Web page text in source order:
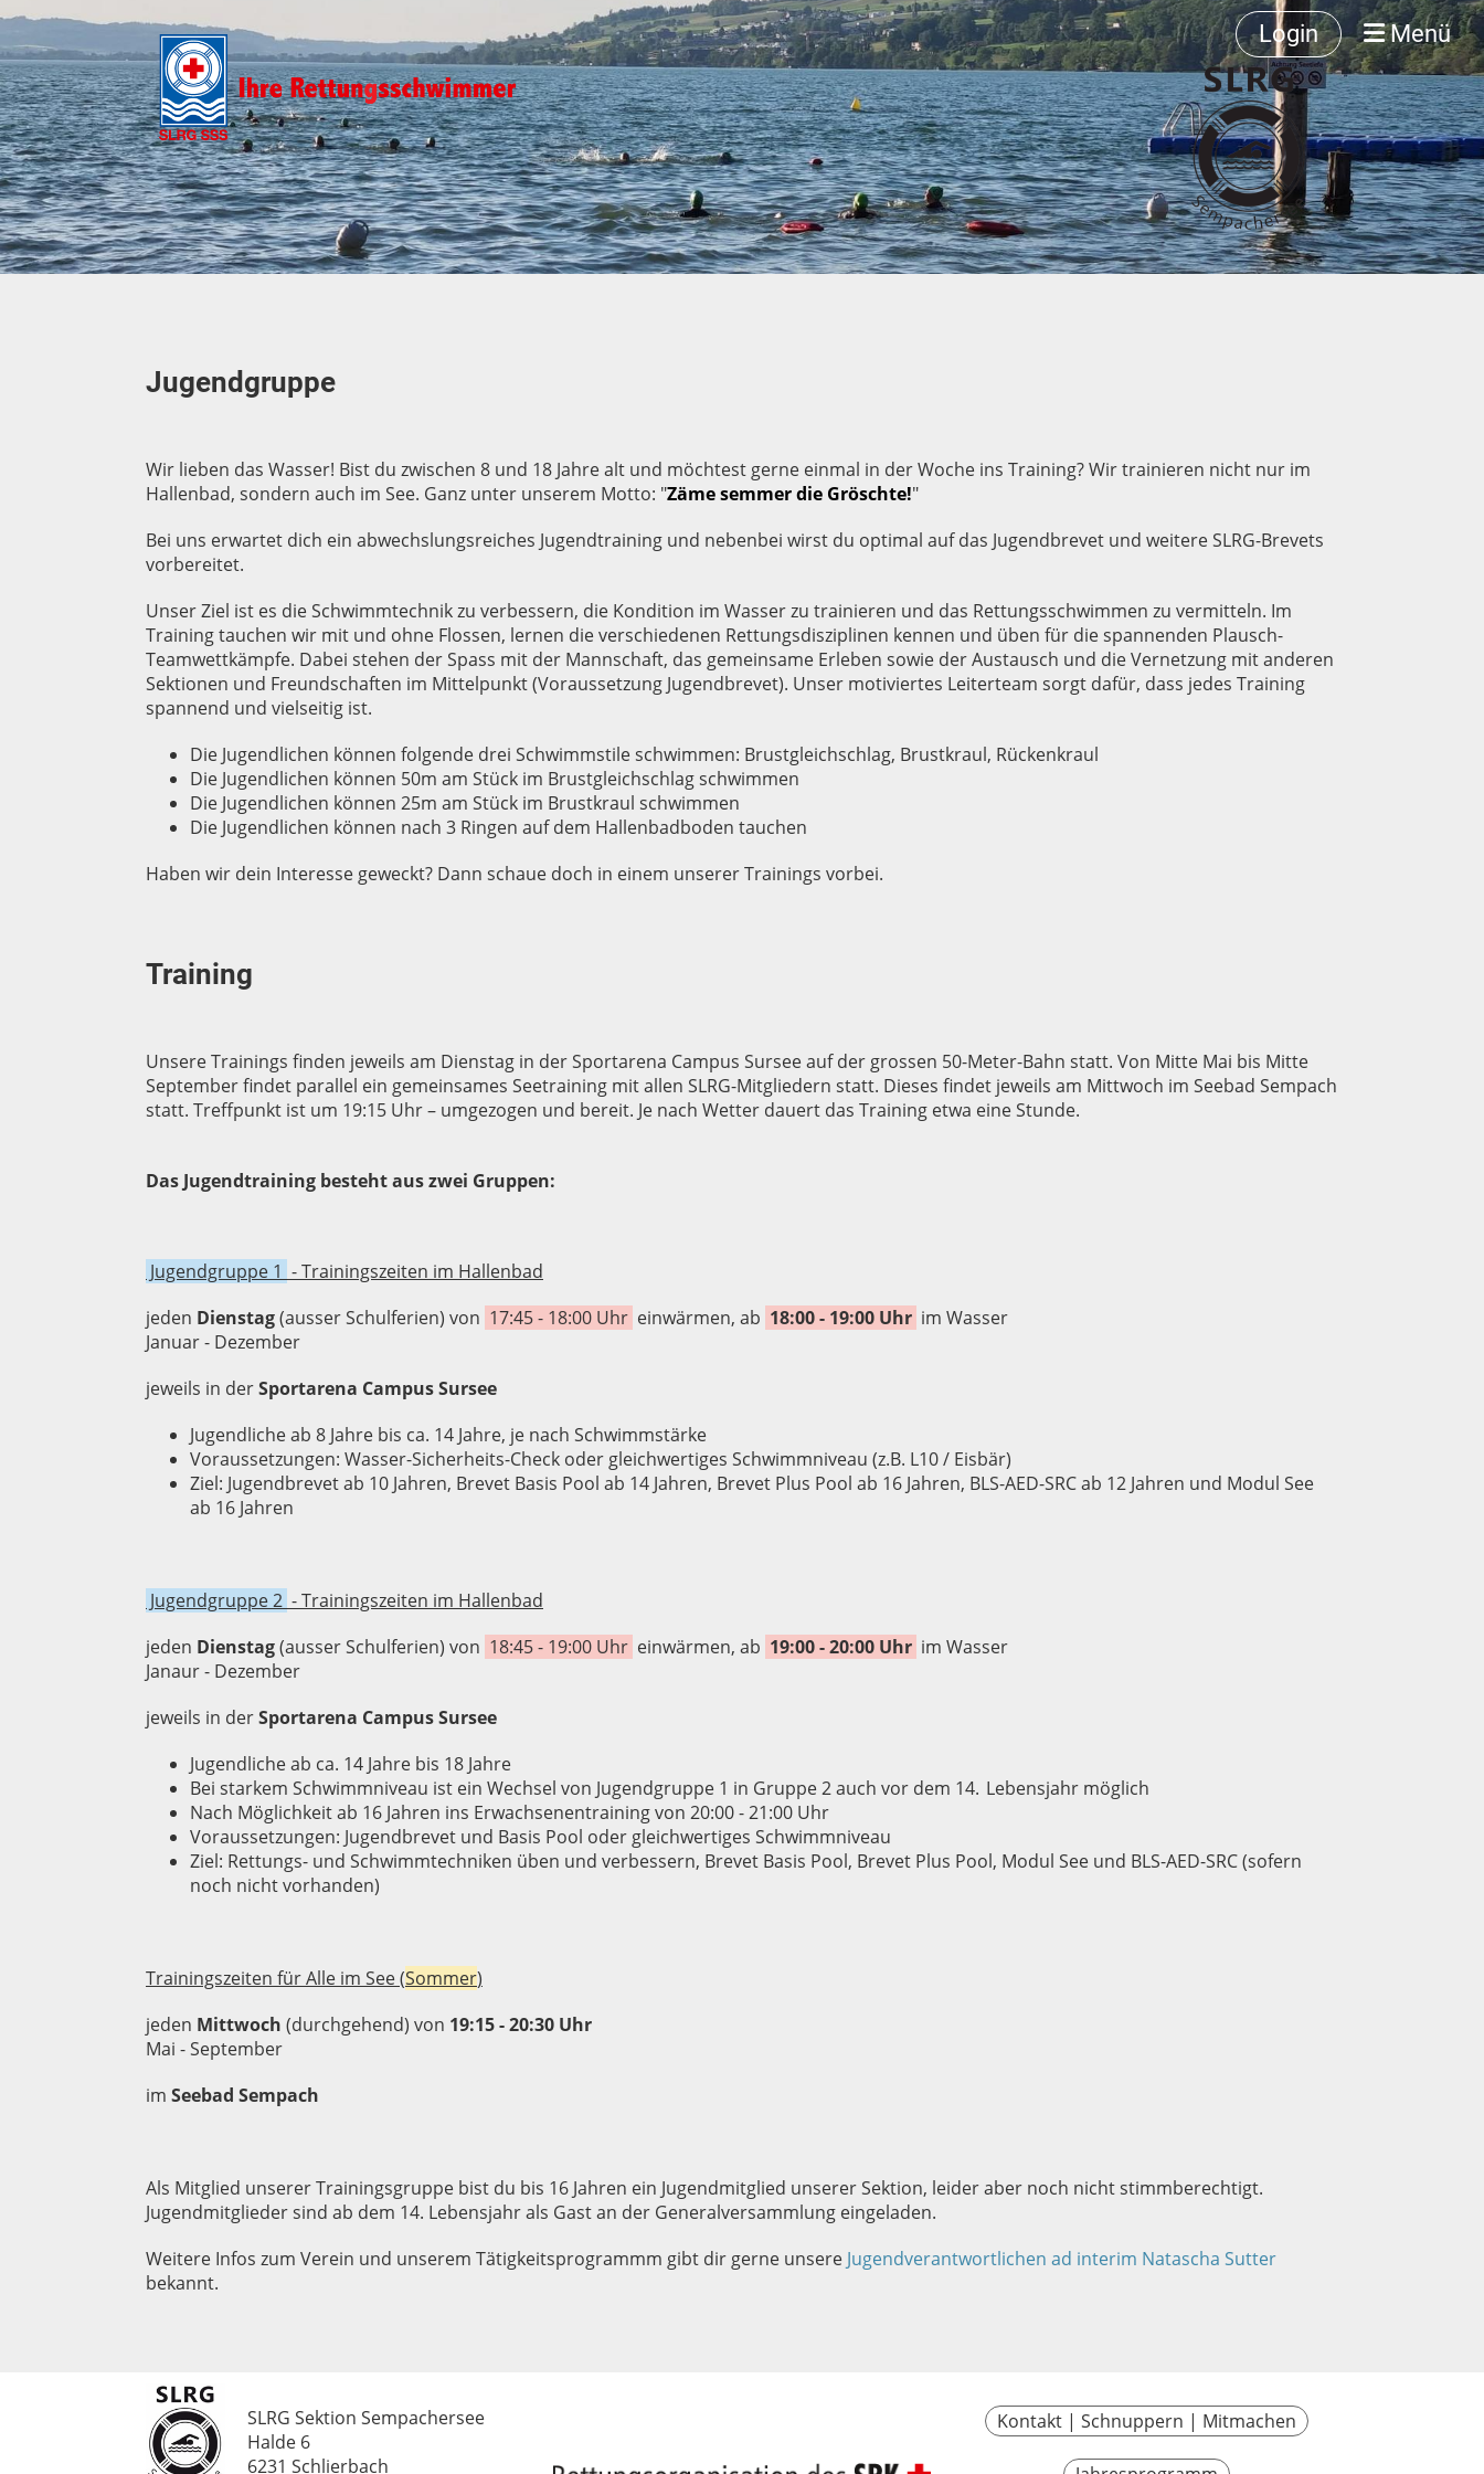
Login Menü
Jugendgruppe
Wir lieben das Wasser! Bist du zwischen 8 und 18 Jahre alt und möchtest gerne einmal in der Woche ins Training? Wir trainieren nicht nur im
Hallenbad, sondern auch im See. Ganz unter unserem Motto: "Zäme semmer die Gröschte!"
Bei uns erwartet dich ein abwechslungsreiches Jugendtraining und nebenbei wirst du optimal auf das Jugendbrevet und weitere SLRG-Brevets
vorbereitet.
Unser Ziel ist es die Schwimmtechnik zu verbessern, die Kondition im Wasser zu trainieren und das Rettungsschwimmen zu vermitteln. Im
Training tauchen wir mit und ohne Flossen, lernen die verschiedenen Rettungsdisziplinen kennen und üben für die spannenden Plausch-
Teamwettkämpfe. Dabei stehen der Spass mit der Mannschaft, das gemeinsame Erleben sowie der Austausch und die Vernetzung mit anderen
Sektionen und Freundschaften im Mittelpunkt (Voraussetzung Jugendbrevet). Unser motiviertes Leiterteam sorgt dafür, dass jedes Training
spannend und vielseitig ist.
Die Jugendlichen können folgende drei Schwimmstile schwimmen: Brustgleichschlag, Brustkraul, Rückenkraul
Die Jugendlichen können 50m am Stück im Brustgleichschlag schwimmen
Die Jugendlichen können 25m am Stück im Brustkraul schwimmen
Die Jugendlichen können nach 3 Ringen auf dem Hallenbadboden tauchen
Haben wir dein Interesse geweckt? Dann schaue doch in einem unserer Trainings vorbei.
Training
Unsere Trainings finden jeweils am Dienstag in der Sportarena Campus Sursee auf der grossen 50-Meter-Bahn statt. Von Mitte Mai bis Mitte
September findet parallel ein gemeinsames Seetraining mit allen SLRG-Mitgliedern statt. Dieses findet jeweils am Mittwoch im Seebad Sempach
statt. Treffpunkt ist um 19:15 Uhr – umgezogen und bereit. Je nach Wetter dauert das Training etwa eine Stunde.
Das Jugendtraining besteht aus zwei Gruppen:
Jugendgruppe 1 -Trainingszeiten im Hallenbad
jeden Dienstag(ausser Schulferien) von 17:45 - 18:00 Uhr einwärmen, ab 18:00 - 19:00 Uhr im Wasser
Januar - Dezember
jeweils in derSportarena Campus Sursee
Jugendliche ab 8 Jahre bis ca. 14 Jahre, je nach Schwimmstärke
Voraussetzungen: Wasser-Sicherheits-Check oder gleichwertiges Schwimmniveau (z.B. L10 / Eisbär)
Ziel: Jugendbrevet ab 10 Jahren, Brevet Basis Pool ab 14 Jahren, Brevet Plus Pool ab 16 Jahren, BLS-AED-SRC ab 12 Jahren und Modul See
ab 16 Jahren
Jugendgruppe 2 -Trainingszeiten im Hallenbad
jeden Dienstag(ausser Schulferien) von 18:45 - 19:00 Uhr einwärmen, ab 19:00 - 20:00 Uhr im Wasser
Janaur - Dezember
jeweils in derSportarena Campus Sursee
Jugendliche ab ca. 14 Jahre bis 18 Jahre
Bei starkem Schwimmniveau ist ein Wechsel von Jugendgruppe 1 in Gruppe 2 auch vor dem 14. Lebensjahr möglich
Nach Möglichkeit ab 16 Jahren ins Erwachsenentraining von 20:00 - 21:00 Uhr
Voraussetzungen: Jugendbrevet und Basis Pool oder gleichwertiges Schwimmniveau
Ziel: Rettungs- und Schwimmtechniken üben und verbessern, Brevet Basis Pool, Brevet Plus Pool, Modul See und BLS-AED-SRC (sofern
noch nicht vorhanden)
Trainingszeiten für Alle im See (Sommer)
jeden Mittwoch (durchgehend) von 19:15 - 20:30 Uhr
Mai - September
im Seebad Sempach
Als Mitglied unserer Trainingsgruppe bist du bis 16 Jahren ein Jugendmitglied unserer Sektion, leider aber noch nicht stimmberechtigt.
Jugendmitglieder sind ab dem 14. Lebensjahr als Gast an der Generalversammlung eingeladen.
Weitere Infos zum Verein und unserem Tätigkeitsprogrammm gibt dir gerne unsere Jugendverantwortlichen ad interim Natascha Sutter
bekannt.
SLRG Sektion Sempachersee
Halde 6
6231 Schlierbach
Kontakt | Schnuppern | Mitmachen